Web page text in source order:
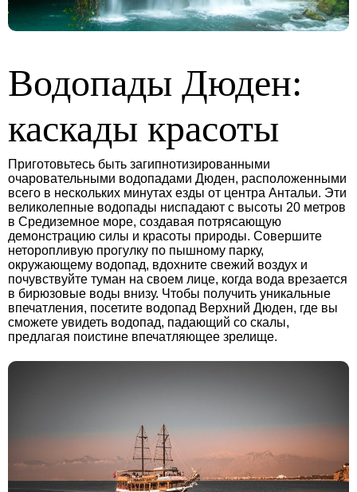
Водопады Дюден:
каскады красоты
Приготовьтесь быть загипнотизированными
очаровательными водопадами Дюден, расположенными
всего в нескольких минутах езды от центра Антальи. Эти
великолепные водопады ниспадают с высоты 20 метров
в Средиземное море, создавая потрясающую
демонстрацию силы и красоты природы. Совершите
неторопливую прогулку по пышному парку,
окружающему водопад, вдохните свежий воздух и
почувствуйте туман на своем лице, когда вода врезается
в бирюзовые воды внизу. Чтобы получить уникальные
впечатления, посетите водопад Верхний Дюден, где вы
сможете увидеть водопад, падающий со скалы,
предлагая поистине впечатляющее зрелище.